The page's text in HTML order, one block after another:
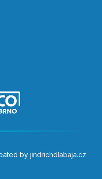
by jindrichdlabaja.cz